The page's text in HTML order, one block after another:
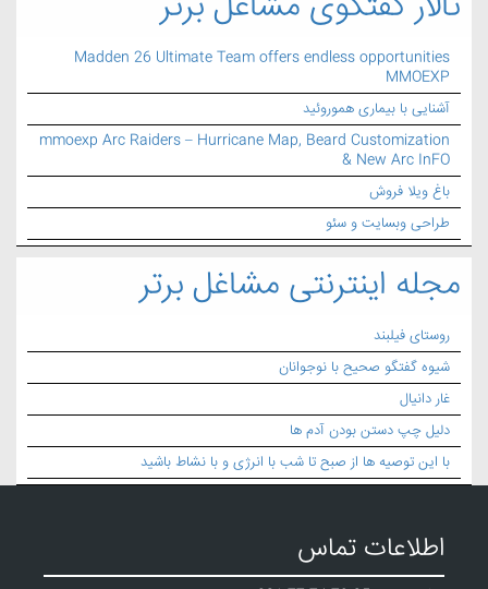
Madden 26 Ultimate Team offers endless opportunities
MMOEXP
آشنایی با بیماری هموروئید
mmoexp Arc Raiders – Hurricane Map, Beard Customization
& New Arc InFO
باغ ویلا فروش
طراحی وبسایت و سئو
مجله اینترنتی مشاغل برتر
روستای فیلبند
شیوه گفتگو صحیح با نوجوانان
غار دانیال
دلیل چپ دستن بودن آدم ها
با این توصیه ها از صبح تا شب با انرژی و با نشاط باشید
اطلاعات تماس